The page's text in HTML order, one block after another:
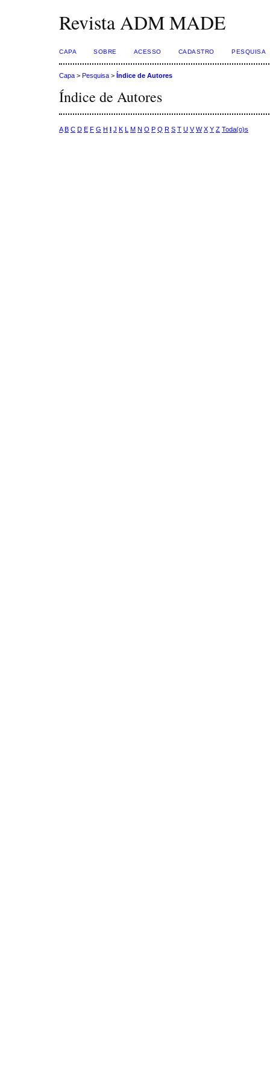
Revista ADM MADE
CAPA SOBRE ACESSO CADASTRO PESQUISA
Capa > Pesquisa > Índice de Autores
Índice de Autores
A B C D E F G H I J K L M N O P Q R S T U V W X Y Z Toda(o)s